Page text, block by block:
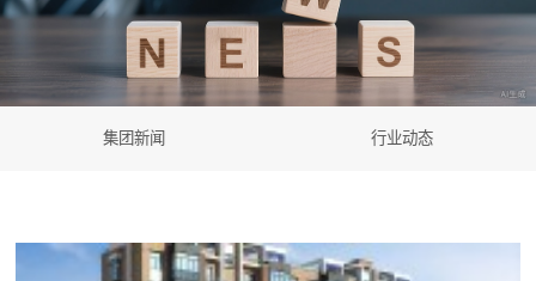
集团新闻 行业动态